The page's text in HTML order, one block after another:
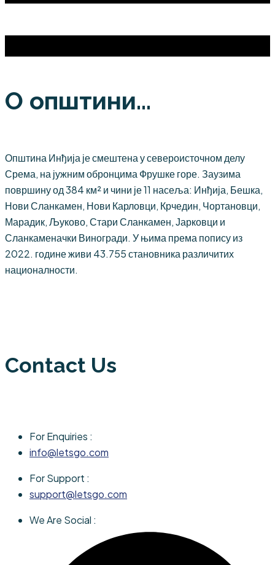
О општини...
Општина Инђија је смештена у североисточном делу
Срема, на јужним обронцима Фрушке горе. Заузима
површину од 384 км² и чини је 11 насеља: Инђија, Бешка,
Нови Сланкамен, Нови Карловци, Крчедин, Чортановци,
Марадик, Љуково, Стари Сланкамен, Јарковци и
Сланкаменачки Виногради. У њима према попису из
2022. године живи 43.755 становника различитих
националности.
Contact Us
For Enquiries :
info@letsgo.com
For Support :
support@letsgo.com
We Are Social :